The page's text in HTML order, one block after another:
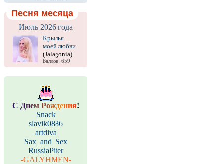
Песня месяца
Июль 2026 года
Крылья
моей любви
(Jalagonia)
Баллов: 659
С Днем Рождения!
Snack
slavik0886
artdiva
Sax_and_Sex
RussiaPiter
-GALYHMEN-